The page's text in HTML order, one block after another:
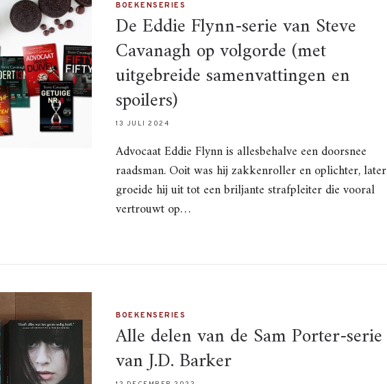
BOEKENSERIES
De Eddie Flynn-serie van Steve
Cavanagh op volgorde (met
uitgebreide samenvattingen en
spoilers)
13 JULI 2024
Advocaat Eddie Flynn is allesbehalve een doorsnee
raadsman. Ooit was hij zakkenroller en oplichter, later
groeide hij uit tot een briljante strafpleiter die vooral
vertrouwt op…
BOEKENSERIES
Alle delen van de Sam Porter-serie
van J.D. Barker